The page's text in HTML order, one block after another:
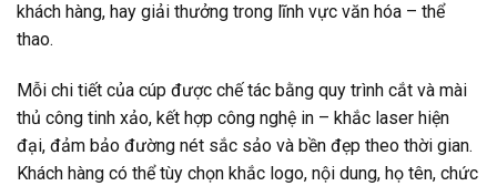
khách hàng, hay giải thưởng trong lĩnh vực văn hóa – thể
thao.
Mỗi chi tiết của cúp được chế tác bằng quy trình cắt và mài
thủ công tinh xảo, kết hợp công nghệ in – khắc laser hiện
đại, đảm bảo đường nét sắc sảo và bền đẹp theo thời gian.
Khách hàng có thể tùy chọn khắc logo, nội dung, họ tên, chức